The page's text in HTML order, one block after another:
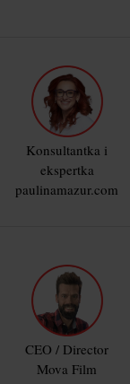
Konsultantka i
ekspertka
paulinamazur.com
CEO / Director
Mova Film